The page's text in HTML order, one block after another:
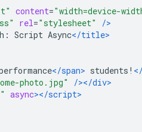
content="width=device-
rel="stylesheet"
/>
Script Async</title>
</span> students!
photo.jpg"
/></div>
async></script>